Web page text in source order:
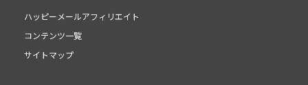
ハッピーメールアフィリエイト
コンテンツ一覧
サイトマップ